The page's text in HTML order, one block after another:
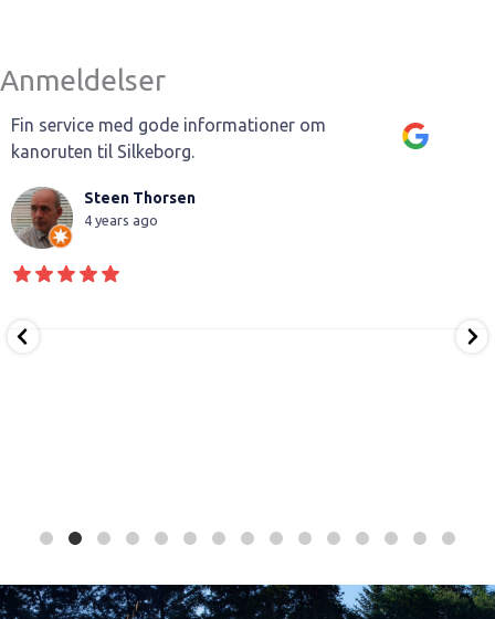
Anmeldelser
Fin service med gode informationer om
kanoruten til Silkeborg.
Steen Thorsen
4 years ago